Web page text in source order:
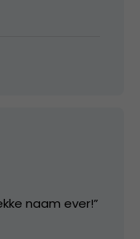
naam ever!”